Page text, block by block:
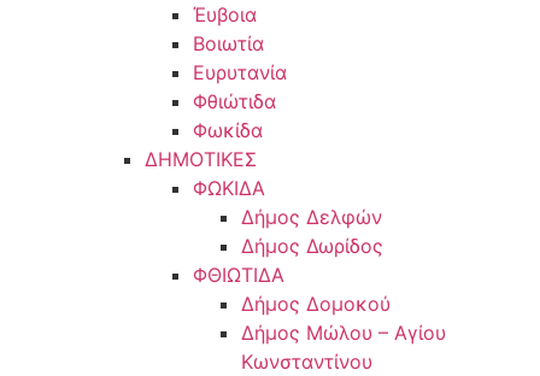
Έυβοια
Βοιωτία
Ευρυτανία
Φθιώτιδα
Φωκίδα
ΔΗΜΟΤΙΚΕΣ
ΦΩΚΙΔΑ
Δήμος Δελφών
Δήμος Δωρίδος
ΦΘΙΩΤΙΔΑ
Δήμος Δομοκού
Δήμος Μώλου – Αγίου
Κωνσταντίνου